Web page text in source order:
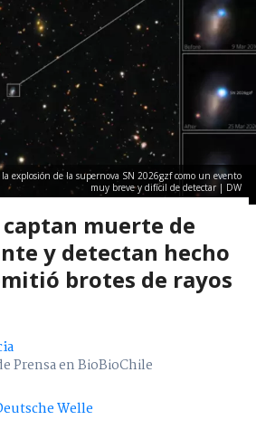
la explosión de la supernova SN 2026gzf como un evento
muy breve y difícil de detectar | DW
muerte de
y detectan hecho
brotes de rayos
Prensa en BioBioChile
Welle